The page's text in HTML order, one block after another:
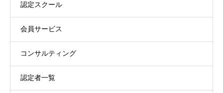
認定スクール
会員サービス
コンサルティング
認定者一覧